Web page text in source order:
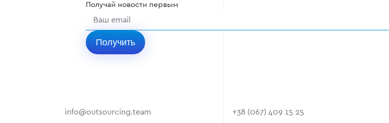
Получай новости первым
Получить
info@outsourcing.team +38 (067) 409 15 25